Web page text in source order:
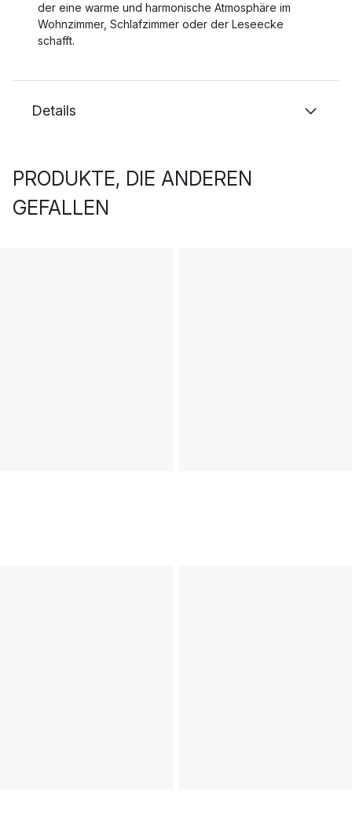
der eine warme und harmonische Atmosphäre im
Wohnzimmer, Schlafzimmer oder der Leseecke
schafft.
Details
PRODUKTE, DIE ANDEREN
GEFALLEN